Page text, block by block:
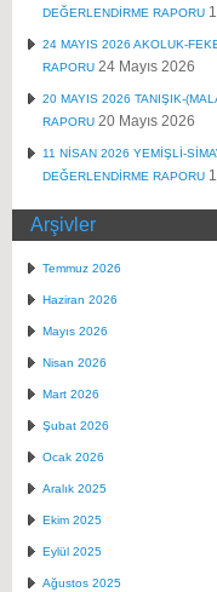
DEĞERLENDİRME RAPORU
24 MAYIS 2026 AKOLUK-
RAPORU 24 Mayıs 2026
20 MAYIS 2026 TANIŞIK-
RAPORU 20 Mayıs 2026
11 NİSAN 2026 YEMİŞLİ-
DEĞERLENDİRME RAPORU
Arşivler
Temmuz 2026
Haziran 2026
Mayıs 2026
Nisan 2026
Mart 2026
Şubat 2026
Ocak 2026
Aralık 2025
Ekim 2025
Eylül 2025
Ağustos 2025